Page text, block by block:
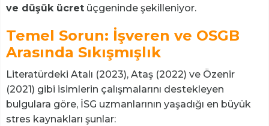
ve düşük ücret üçgeninde şekilleniyor.
Temel Sorun: İşveren ve OSGB
Arasında Sıkışmışlık
Literatürdeki Atalı (2023), Ataş (2022) ve Özenir
(2021) gibi isimlerin çalışmalarını destekleyen
bulgulara göre, İSG uzmanlarının yaşadığı en büyük
stres kaynakları şunlar: